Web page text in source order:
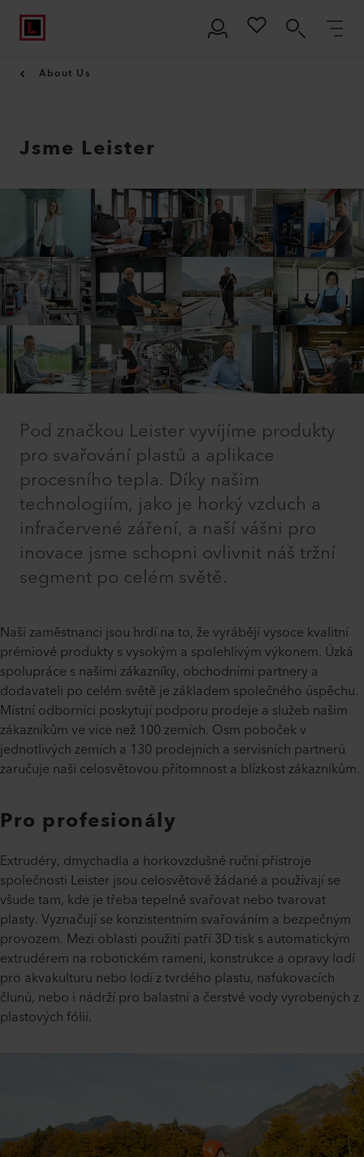
About Us
Jsme Leister
Pod značkou Leister vyvíjíme produkty
pro svařování plastů a aplikace
procesního tepla. Díky našim
technologiím, jako je horký vzduch a
infračervené záření, a naší vášni pro
inovace jsme schopni ovlivnit náš tržní
segment po celém světě.
Naši zaměstnanci jsou hrdí na to, že vyrábějí vysoce kvalitní
prémiové produkty s vysokým a spolehlivým výkonem. Úzká
spolupráce s našimi zákazníky, obchodními partnery a
dodavateli po celém světě je základem společného úspěchu.
Místní odborníci poskytují podporu prodeje a služeb našim
zákazníkům ve více než 100 zemích. Osm poboček v
jednotlivých zemích a 130 prodejních a servisních partnerů
zaručuje naši celosvětovou přítomnost a blízkost zákazníkům.
Pro profesionály
Extrudéry, dmychadla a horkovzdušné ruční přístroje
společnosti Leister jsou celosvětově žádané a používají se
všude tam, kde je třeba tepelně svařovat nebo tvarovat
plasty. Vyznačují se konzistentním svařováním a bezpečným
provozem. Mezi oblasti použití patří 3D tisk s automatickým
extrudérem na robotickém rameni, konstrukce a opravy lodí
pro akvakulturu nebo lodí z tvrdého plastu, nafukovacích
člunů, nebo i nádrží pro balastní a čerstvé vody vyrobených z
plastových fólií.